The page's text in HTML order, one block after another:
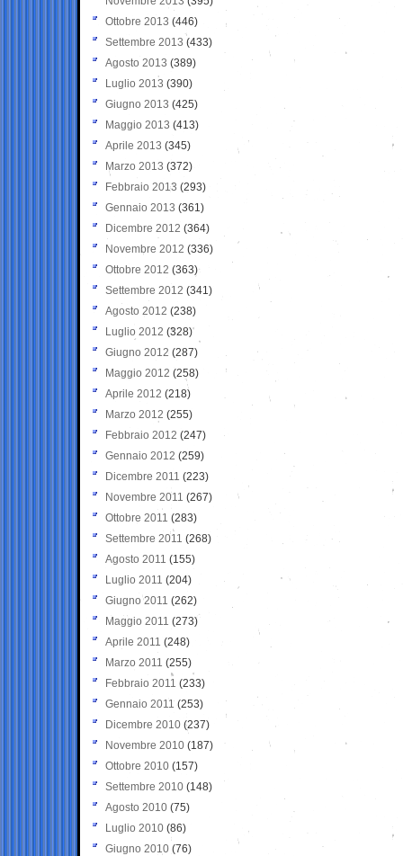
Ottobre 2013 (446)
Settembre 2013 (433)
Agosto 2013 (389)
Luglio 2013 (390)
Giugno 2013 (425)
Maggio 2013 (413)
Aprile 2013 (345)
Marzo 2013 (372)
Febbraio 2013 (293)
Gennaio 2013 (361)
Dicembre 2012 (364)
Novembre 2012 (336)
Ottobre 2012 (363)
Settembre 2012 (341)
Agosto 2012 (238)
Luglio 2012 (328)
Giugno 2012 (287)
Maggio 2012 (258)
Aprile 2012 (218)
Marzo 2012 (255)
Febbraio 2012 (247)
Gennaio 2012 (259)
Dicembre 2011 (223)
Novembre 2011 (267)
Ottobre 2011 (283)
Settembre 2011 (268)
Agosto 2011 (155)
Luglio 2011 (204)
Giugno 2011 (262)
Maggio 2011 (273)
Aprile 2011 (248)
Marzo 2011 (255)
Febbraio 2011 (233)
Gennaio 2011 (253)
Dicembre 2010 (237)
Novembre 2010 (187)
Ottobre 2010 (157)
Settembre 2010 (148)
Agosto 2010 (75)
Luglio 2010 (86)
Giugno 2010 (76)